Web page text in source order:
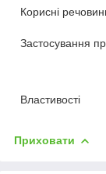
Корисні
Застосування
Властивості
Приховати